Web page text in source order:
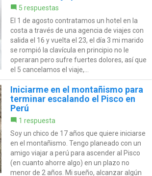
5 respuestas
El 1 de agosto contratamos un hotel en la
costa a través de una agencia de viajes con
salida el 16 y vuelta el 23, el día 3 mi marido
se rompió la clavícula en principio no le
operaran pero sufre fuertes dolores, así que
el 5 cancelamos el viaje,...
Iniciarme en el montañismo para
terminar escalando el Pisco en
Perú
1 respuesta
Soy un chico de 17 años que quiere iniciarse
en el montañismo. Tengo planeado con un
amigo viajar a perú para ascender al Pisco
(en cuanto ahorre algo) en un plazo no
menor de 2 años. Mi sueño, alcanzar algún